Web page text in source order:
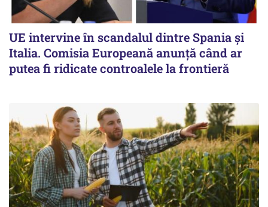
UE intervine în scandalul dintre Spania și
Italia. Comisia Europeană anunță când ar
putea fi ridicate controalele la frontieră